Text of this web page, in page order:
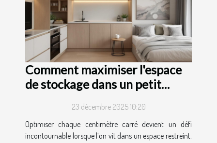
Comment maximiser l'espace
de stockage dans un petit
23 décembre 2025 10:20
Optimiser chaque centimètre carré devient un défi
incontournable lorsque l’on vit dans un espace restreint.